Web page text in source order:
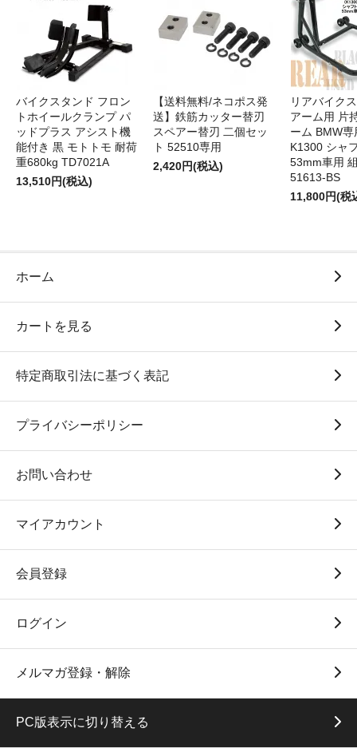
バイクスタンド フロン
トホイールクランプ パ
ッドプラス アシスト機
能付き 黒 モトトモ 耐荷
重680kg TD7021A
13,510円(税込)
【送料無料/ネコポス発
送】鉄筋カッター替刃
スペアー替刃 二個セッ
ト 52510専用
2,420円(税込)
リアバイク
アーム用 片
ーム BMW
K1300 シャ
53mm車用
51613-BS
11,800円(税
ホーム
カートを見る
特定商取引法に基づく表記
プライバシーポリシー
お問い合わせ
マイアカウント
会員登録
ログイン
メルマガ登録・解除
PC版表示に切り替える